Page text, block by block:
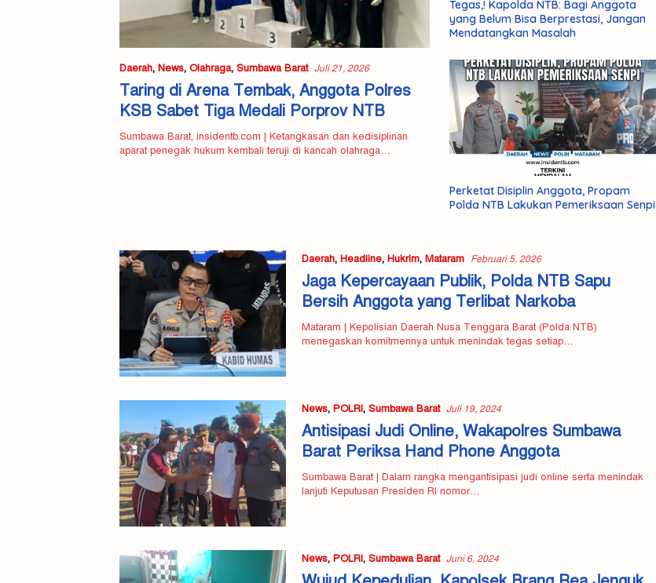
Daerah, News, Olahraga, Sumbawa Barat Juli 21, 2026
Taring di Arena Tembak, Anggota Polres
KSB Sabet Tiga Medali Porprov NTB
Sumbawa Barat, insidentb.com | Ketangkasan dan kedisiplinan
aparat penegak hukum kembali teruji di kancah olahraga…
Tegas,! Kapolda NTB: Bagi Anggota
yang Belum Bisa Berprestasi, Jangan
Mendatangkan Masalah
Perketat Disiplin Anggota, Propam
Polda NTB Lakukan Pemeriksaan Senpi
Daerah, Headline, Hukrim, Mataram Februari 5, 2026
Jaga Kepercayaan Publik, Polda NTB Sapu
Bersih Anggota yang Terlibat Narkoba
Mataram | Kepolisian Daerah Nusa Tenggara Barat (Polda NTB)
menegaskan komitmennya untuk menindak tegas setiap…
News, POLRI, Sumbawa Barat Juli 19, 2024
Antisipasi Judi Online, Wakapolres Sumbawa
Barat Periksa Hand Phone Anggota
Sumbawa Barat | Dalam rangka mengantisipasi judi online serta menindak
lanjuti Keputusan Presiden RI nomor…
News, POLRI, Sumbawa Barat Juni 6, 2024